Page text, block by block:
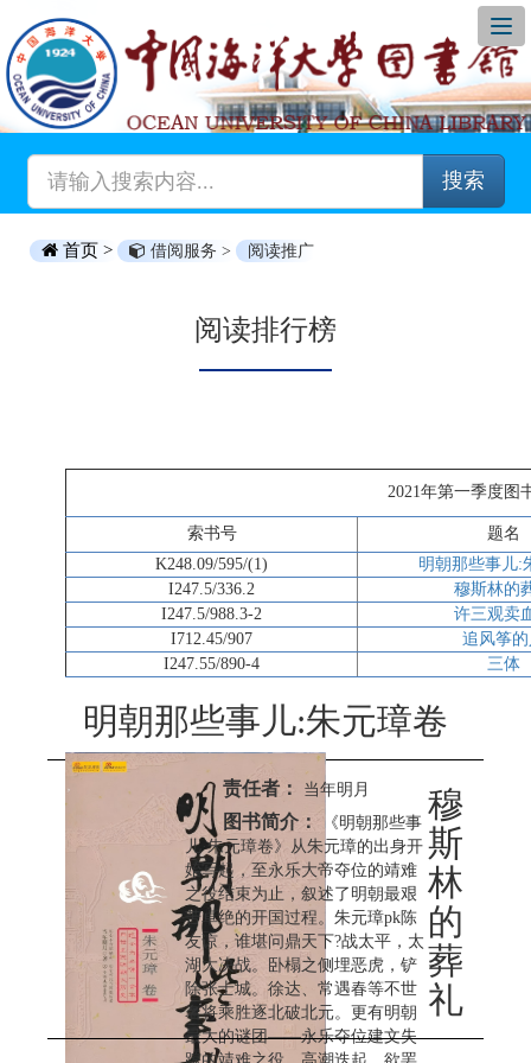
搜索
首页 > 借阅服务 > 阅读推广
阅读排行榜
2021年第一季度图
索书号
题名
K248.09/595/(1)
明朝那些事儿:
I247.5/336.2
穆斯林的
I247.5/988.3-2
许三观卖
I712.45/907
追风筝的
I247.55/890-4
三体
明朝那些事儿:朱元璋卷
责任者： 当年明月
图书简介：
《明朝那些事
儿·朱元璋卷》从朱元璋的出身开
始写起，至永乐大帝夺位的靖难
之役结束为止，叙述了明朝最艰
苦卓绝的开国过程。朱元璋pk陈
友谅，谁堪问鼎天下?战太平，太
湖大决战。卧榻之侧埋恶虎，铲
除张士城。徐达、常遇春等不世
名将乘胜逐北破北元。更有明朝
最大的谜团——永乐夺位建文失
穆
斯
林
的
葬
礼